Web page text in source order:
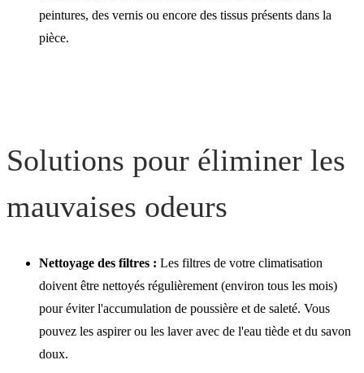
peintures, des vernis ou encore des tissus présents dans la
pièce.
Solutions pour éliminer les
mauvaises odeurs
Nettoyage des filtres : Les filtres de votre climatisation
doivent être nettoyés régulièrement (environ tous les mois)
pour éviter l'accumulation de poussière et de saleté. Vous
pouvez les aspirer ou les laver avec de l'eau tiède et du savon
doux.